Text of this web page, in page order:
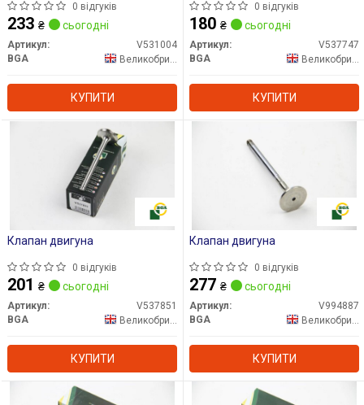
0 відгуків
233 ₴ сьогодні
Артикул:
V531004
BGA
Великобританія
КУПИТИ
0 відгуків
180 ₴ сьогодні
Артикул:
V537747
BGA
Великобританія
КУПИТИ
Клапан двигуна
0 відгуків
201 ₴ сьогодні
Артикул:
V537851
BGA
Великобританія
КУПИТИ
Клапан двигуна
0 відгуків
277 ₴ сьогодні
Артикул:
V994887
BGA
Великобританія
КУПИТИ